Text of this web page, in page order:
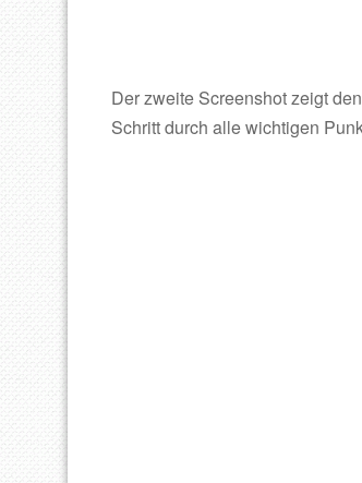
Der zweite Screenshot zeigt
Schritt durch alle wichtigen